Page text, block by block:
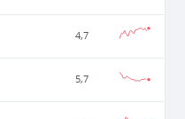
4,7
5,7